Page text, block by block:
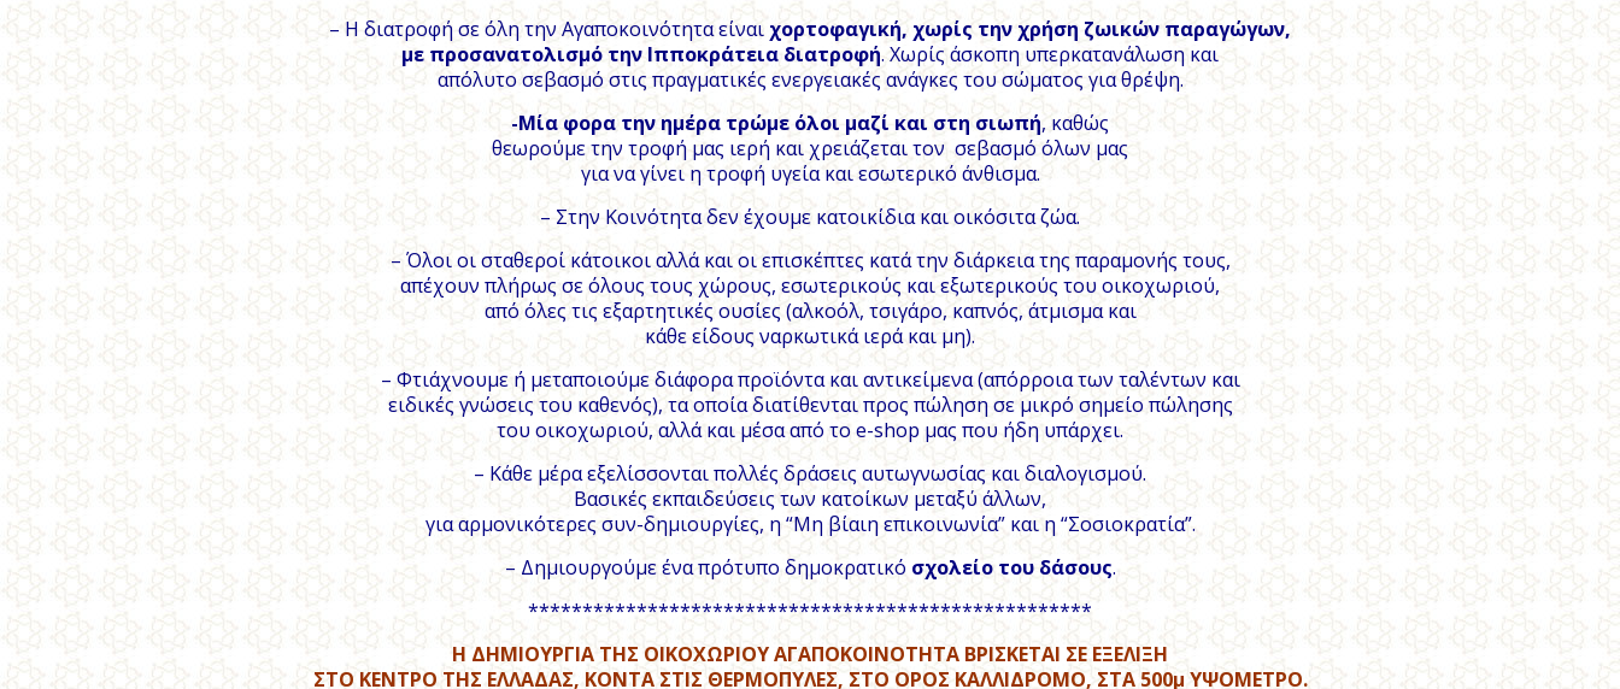
– Η διατροφή σε όλη την Αγαποκοινότητα είναι χορτοφαγική, χωρίς την χρήση ζωικών παραγώγων,
με προσανατολισμό την Ιπποκράτεια διατροφή. Χωρίς άσκοπη υπερκατανάλωση και
απόλυτο σεβασμό στις πραγματικές ενεργειακές ανάγκες του σώματος για θρέψη.
-Μία φορα την ημέρα τρώμε όλοι μαζί και στη σιωπή, καθώς
θεωρούμε την τροφή μας ιερή και χρειάζεται τον σεβασμό όλων μας
για να γίνει η τροφή υγεία και εσωτερικό άνθισμα.
– Στην Κοινότητα δεν έχουμε κατοικίδια και οικόσιτα ζώα.
– Όλοι οι σταθεροί κάτοικοι αλλά και οι επισκέπτες κατά την διάρκεια της παραμονής τους,
απέχουν πλήρως σε όλους τους χώρους, εσωτερικούς και εξωτερικούς του οικοχωριού,
από όλες τις εξαρτητικές ουσίες (αλκοόλ, τσιγάρο, καπνός, άτμισμα και
κάθε είδους ναρκωτικά ιερά και μη).
– Φτιάχνουμε ή μεταποιούμε διάφορα προϊόντα και αντικείμενα (απόρροια των ταλέντων και
ειδικές γνώσεις του καθενός), τα οποία διατίθενται προς πώληση σε μικρό σημείο πώλησης
του οικοχωριού, αλλά και μέσα από το e-shop μας που ήδη υπάρχει.
– Κάθε μέρα εξελίσσονται πολλές δράσεις αυτωγνωσίας και διαλογισμού.
Βασικές εκπαιδεύσεις των κατοίκων μεταξύ άλλων,
για αρμονικότερες συν-δημιουργίες, η “Μη βίαιη επικοινωνία” και η “Σοσιοκρατία”.
– Δημιουργούμε ένα πρότυπο δημοκρατικό σχολείο του δάσους.
****************************************************
Η ΔΗΜΙΟΥΡΓΙΑ ΤΗΣ ΟΙΚΟΧΩΡΙΟΥ ΑΓΑΠΟΚΟΙΝΟΤΗΤΑ ΒΡΙΣΚΕΤΑΙ ΣΕ ΕΞΕΛΙΞΗ
ΣΤΟ ΚΕΝΤΡΟ ΤΗΣ ΕΛΛΑΔΑΣ, ΚΟΝΤΑ ΣΤΙΣ ΘΕΡΜΟΠΥΛΕΣ, ΣΤΟ ΟΡΟΣ ΚΑΛΛΙΔΡΟΜΟ, ΣΤΑ 500μ ΥΨΟΜΕΤΡΟ.